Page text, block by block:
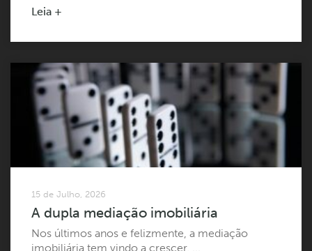
Leia +
15 de Julho, 2026
A dupla mediação imobiliária
Nos últimos anos e felizmente, a mediação
imobiliária tem vindo a crescer, ...